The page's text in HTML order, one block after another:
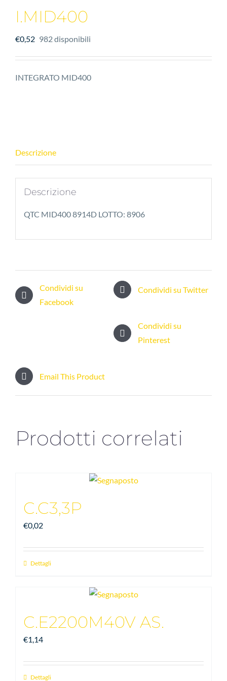
I.MID400
€0,52 982 disponibili
INTEGRATO MID400
Descrizione
Descrizione
QTC MID400 8914D LOTTO: 8906
Condividi su
Facebook
Condividi su Twitter
Condividi su
Pinterest
Email This Product
Prodotti correlati
C.C3,3P
€0,02
Dettagli
C.E2200M40V AS.
€1,14
Dettagli